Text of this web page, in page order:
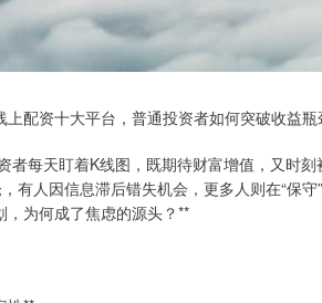
配资十大平台，普通投资者如何突破收益瓶
每天盯着K线图，既期待财富增值，又时刻
有人因信息滞后错失机会，更多人则在“保
，为何成了焦虑的源头？**